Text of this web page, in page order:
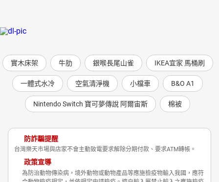
實木床架 牛肋 銀喉長尾山雀 IKEA宜家 馬桶刷
一體式水冷 空氣清淨機 小檔車 B&O A1
Nintendo Switch 寶可夢傳說 阿爾宙斯 棉被
防詐騙提醒
台灣樂天市場與店家不會主動致電要求解除分期付款、要求ATM轉帳。
政策宣導
為防治動物傳染病，境外動物或動物產品等應施檢疫物輸入我國，應符